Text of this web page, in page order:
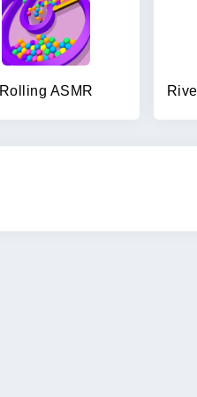
Rolling ASMR